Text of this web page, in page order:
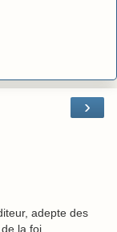
›
adepte des
la foi